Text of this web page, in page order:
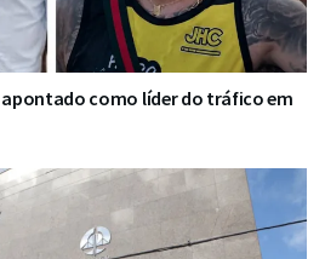
como líder do tráfico em